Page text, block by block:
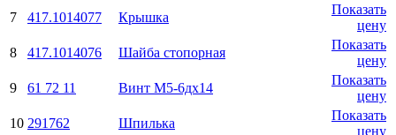
7
417.1014077 Крышка
Показать
цену
8
417.1014076 Шайба стопорная
Показать
цену
9
61 72 11 Винт М5-6дх14
Показать
цену
10 291762 Шпилька
Показать
цену